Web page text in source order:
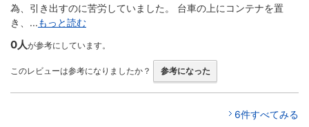
為、引き出すのに苦労していました。 台車の上にコンテナを置
き、...もっと読む
0人が参考にしています。
このレビューは参考になりましたか？ 参考になった
6件すべてみる